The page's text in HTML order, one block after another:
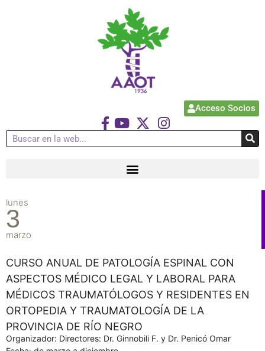
Acceso Socios
lunes
3
marzo
CURSO ANUAL DE PATOLOGÍA ESPINAL CON
ASPECTOS MÉDICO LEGAL Y LABORAL PARA
MÉDICOS TRAUMATÓLOGOS Y RESIDENTES EN
ORTOPEDIA Y TRAUMATOLOGÍA DE LA
PROVINCIA DE RÍO NEGRO
Organizador: Directores: Dr. Ginnobili F. y Dr. Penicó Omar